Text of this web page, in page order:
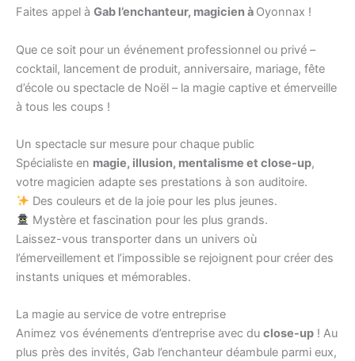
Faites appel à Gab l’enchanteur, magicien à Oyonnax !
Que ce soit pour un événement professionnel ou privé –
cocktail, lancement de produit, anniversaire, mariage, fête
d’école ou spectacle de Noël – la magie captive et émerveille
à tous les coups !
Un spectacle sur mesure pour chaque public
Spécialiste en magie, illusion, mentalisme et close-up,
votre magicien adapte ses prestations à son auditoire.
Des couleurs et de la joie pour les plus jeunes.
Mystère et fascination pour les plus grands.
Laissez-vous transporter dans un univers où
l’émerveillement et l’impossible se rejoignent pour créer des
instants uniques et mémorables.
La magie au service de votre entreprise
Animez vos événements d’entreprise avec du close-up ! Au
plus près des invités, Gab l’enchanteur déambule parmi eux,